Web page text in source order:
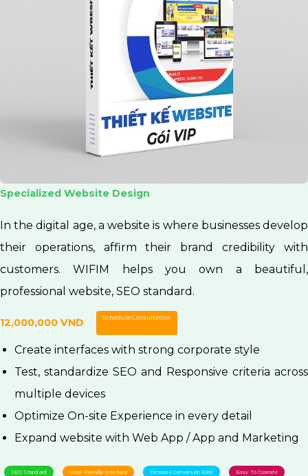
Specialized Website Design
In the digital age, a website is where businesses develop
their operations, affirm their brand credibility with
customers. WIFIM helps you own a beautiful,
professional website, SEO standard.
12,000,000 VND Schedule Consultation
Create interfaces with strong corporate style
Test, standardize SEO and Responsive criteria across
multiple devices
Optimize On-site Experience in every detail
Expand website with Web App / App and Marketing
SEO Standard User-Friendly Interface Increase Conversion Rate Easy To Operate